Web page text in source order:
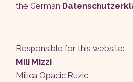
the German
Responsible for this website:
Mili Mizzi
Milica Opacic Ruzic